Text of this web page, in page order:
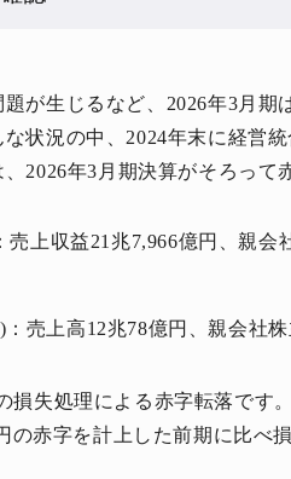
が生じるなど、2026年3月期
状況の中、2024年末に経営
2026年3月期決算がそろって
売上収益21兆7,966億円、親
：売上高12兆78億円、親会社
損失処理による赤字転落です
の赤字を計上した前期に比べ